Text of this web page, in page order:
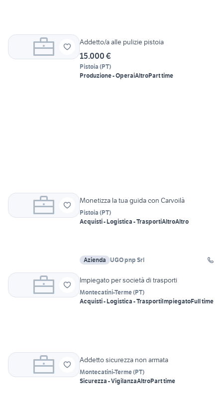
Addetto/a alle pulizie pistoia
15.000 €
Pistoia (PT)
Produzione - OperaiAltroPart time
Monetizza la tua guida con Carvoilà
Pistoia (PT)
Acquisti - Logistica - TrasportiAltroAltro
Azienda UGO pnp Srl
Impiegato per società di trasporti
Montecatini-Terme(PT)
Acquisti - Logistica - TrasportiImpiegatoFull time
Addetto sicurezza non armata
Montecatini-Terme(PT)
Sicurezza - VigilanzaAltroPart time